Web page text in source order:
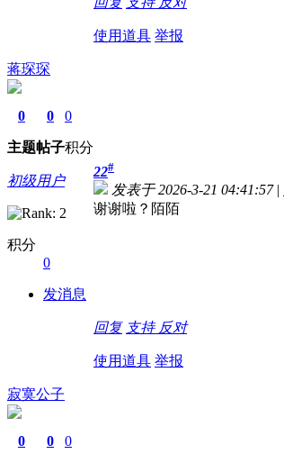
使用道具 举报
蒋琛琛
0
主题
0
帖子
0
积分
初级用户
积分
0
发消息
22#
发表于 2026-3-21 04:41:57 |
谢谢啦？陌陌
回复 支持 反对
使用道具 举报
寂寞公子
0 0 0